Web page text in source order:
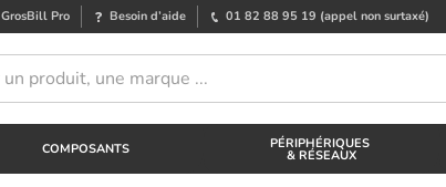
GrosBill Pro Besoin d’aide 01 82 88 95 19 (appel non surtaxé)
COMPOSANTS PÉRIPHÉRIQUES
& RÉSEAUX